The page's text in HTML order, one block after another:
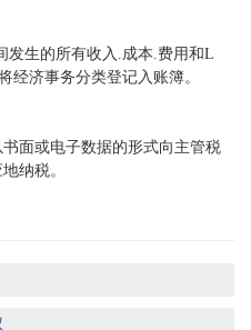
发生的所有收入.成本.费用和L
经济事务分类登记入账簿。
面或电子数据的形式向主管税
纳税。